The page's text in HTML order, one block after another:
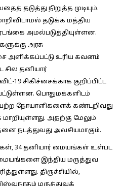
தடுத்து நிறுத்த முடியும்.
தடுக்க மத்திய
அமல்படுத்தியுள்ளன.
அரசு
அளிக்கப்பட்டு உரிய கவனம்
சில தனியார்
19 சிகிச்சைக்காக குறிப்பிட்ட
பொதுமக்களிடம்
நோயாளிகளைக் கண்டறிவது
அதற்கு மேலும்
நடத்துவது அவசியமாகும்.
34 தனியார் மையங்கள் உள்பட
இந்திய மருத்துவ
திருச்சியில்,
மருத்துவக்